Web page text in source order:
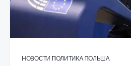
НОВОСТИ ПОЛИТИКА ПОЛЬША